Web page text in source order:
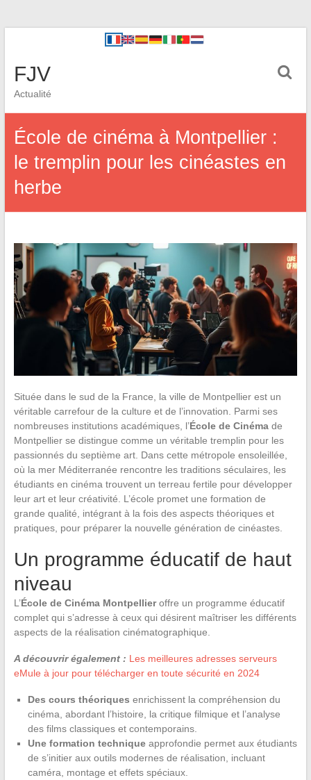
FJV
Actualité
École de cinéma à Montpellier :
le tremplin pour les cinéastes en
herbe
Située dans le sud de la France, la ville de Montpellier est un
véritable carrefour de la culture et de l’innovation. Parmi ses
nombreuses institutions académiques, l’École de Cinémade
Montpellier se distingue comme un véritable tremplin pour les
passionnés du septième art. Dans cette métropole ensoleillée,
où la mer Méditerranée rencontre les traditions séculaires, les
étudiants en cinéma trouvent un terreau fertile pour développer
leur art et leur créativité. L’école promet une formation de
grande qualité, intégrant à la fois des aspects théoriques et
pratiques, pour préparer la nouvelle génération de cinéastes.
Un programme éducatif de haut
niveau
L’École de Cinéma Montpellieroffre un programme éducatif
complet qui s’adresse à ceux qui désirent maîtriser les différents
aspects de la réalisation cinématographique.
A découvrir également : Les meilleures adresses serveurs
eMule à jour pour télécharger en toute sécurité en 2024
Des cours théoriques enrichissent la compréhension du
cinéma, abordant l’histoire, la critique filmique et l’analyse
des films classiques et contemporains.
Une formation techniqueapprofondie permet aux étudiants
de s’initier aux outils modernes de réalisation, incluant
caméra, montage et effets spéciaux.